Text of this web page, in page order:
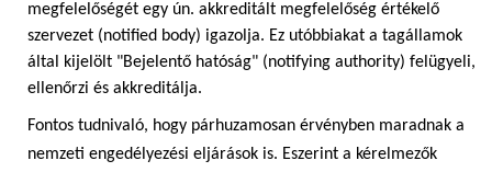
megfelelőségét egy ún. akkreditált megfelelőség értékelő
szervezet (notified body) igazolja. Ez utóbbiakat a tagállamok
által kijelölt "Bejelentő hatóság" (notifying authority) felügyeli,
ellenőrzi és akkreditálja.
Fontos tudnivaló, hogy párhuzamosan érvényben maradnak a
nemzeti engedélyezési eljárások is. Eszerint a kérelmezők